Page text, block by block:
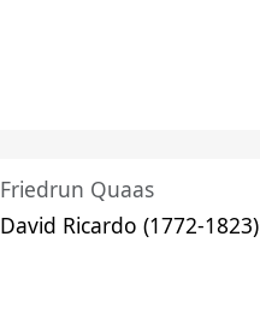
Friedrun Quaas
David Ricardo (1772-1823)